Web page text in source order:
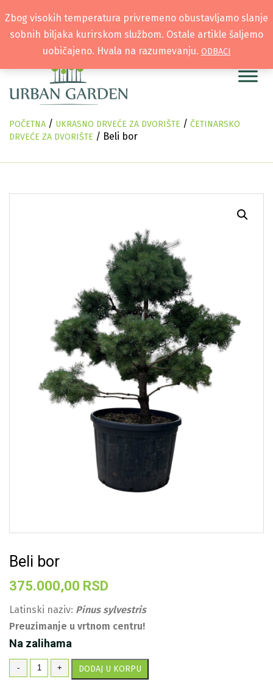
POČETNA / UKRASNO DRVEĆE ZA DVORIŠTE / ČETINARSKO
DRVEĆE ZA DVORIŠTE / Beli bor
Beli bor
375.000,00 RSD
Latinski naziv: Pinus sylvestris
Preuzimanje u vrtnom centru!
Na zalihama
-
Beli
bor
+ DODAJ U KORPU
Zbog visokih temperatura privremeno obustavljamo slanje
sobnih biljaka kurirskom službom. Ostale artikle šaljemo
uobičajeno. Hvala na razumevanju. ODBACI